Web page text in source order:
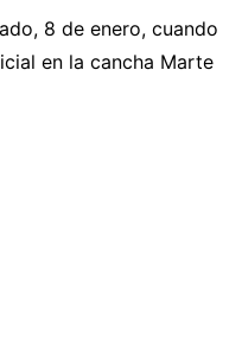
8 de enero, cuando
en la cancha Marte